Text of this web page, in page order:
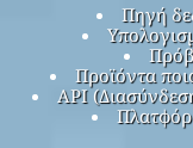
Πηγή
Προϊόντα
API